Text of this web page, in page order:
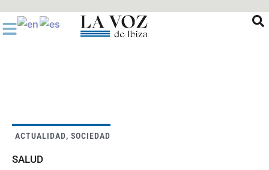
al
contenido
ACTUALIDAD, SOCIEDAD
SALUD